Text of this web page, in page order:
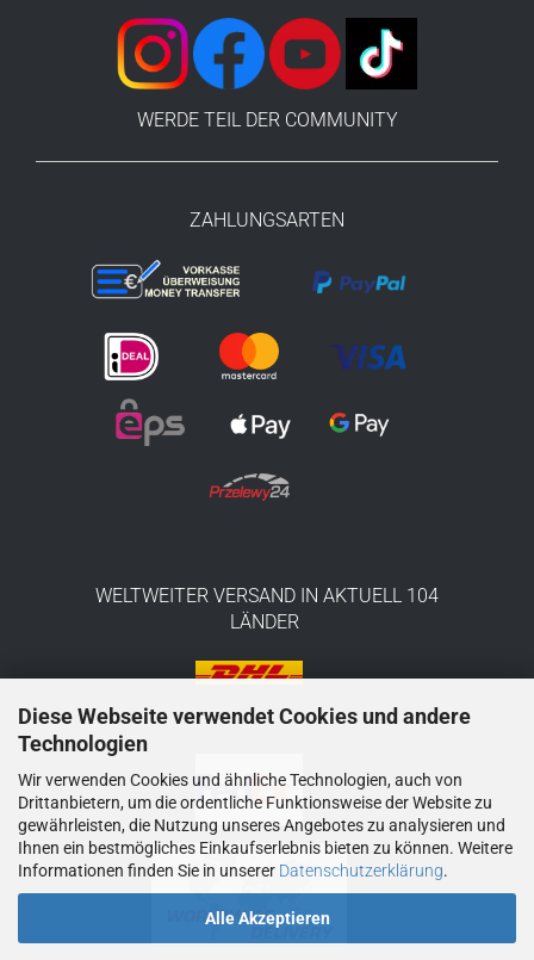
Diese Webseite verwendet Cookies und andere
Technologien
Wir verwenden Cookies und ähnliche Technologien, auch von
Drittanbietern, um die ordentliche Funktionsweise der Website zu
gewährleisten, die Nutzung unseres Angebotes zu analysieren und
Ihnen ein bestmögliches Einkaufserlebnis bieten zu können. Weitere
Informationen finden Sie in unserer Datenschutzerklärung.
Alle Akzeptieren
WERDE TEIL DER COMMUNITY
ZAHLUNGSARTEN
WELTWEITER VERSAND IN AKTUELL 104
LÄNDER